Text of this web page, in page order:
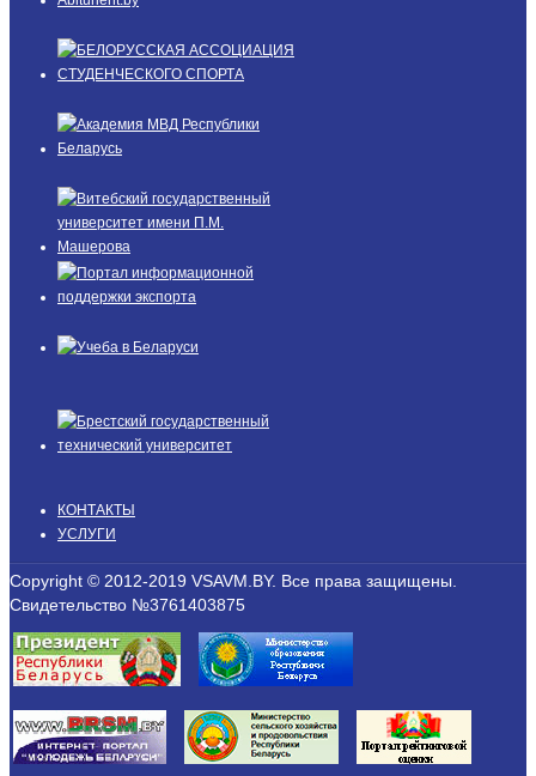
КОНТАКТЫ
УСЛУГИ
Copyright © 2012-2019 VSAVM.BY. Все права защищены.
Свидетельство №3761403875